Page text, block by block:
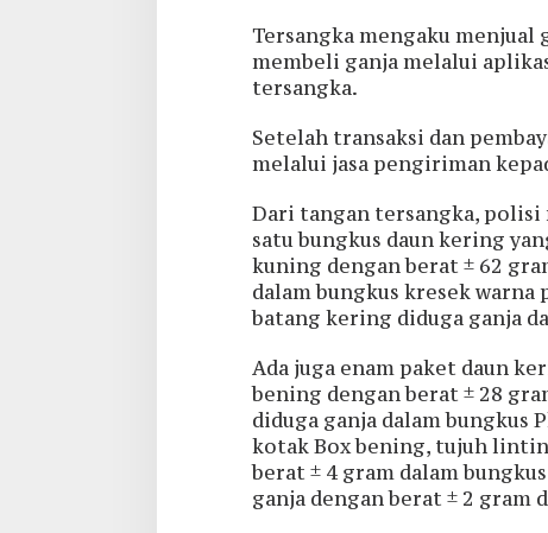
Tersangka mengaku menjual
membeli ganja melalui
tersangka.
Setelah transaksi dan
melalui jasa pengiriman
Dari tangan tersangka,
satu bungkus daun kering
kuning dengan berat ± 62
dalam bungkus kresek warna
batang kering diduga ganja
Ada juga enam paket daun
bening dengan berat ± 28
diduga ganja dalam bungkus
kotak Box bening, tujuh
berat ± 4 gram dalam
ganja dengan berat ± 2 gram